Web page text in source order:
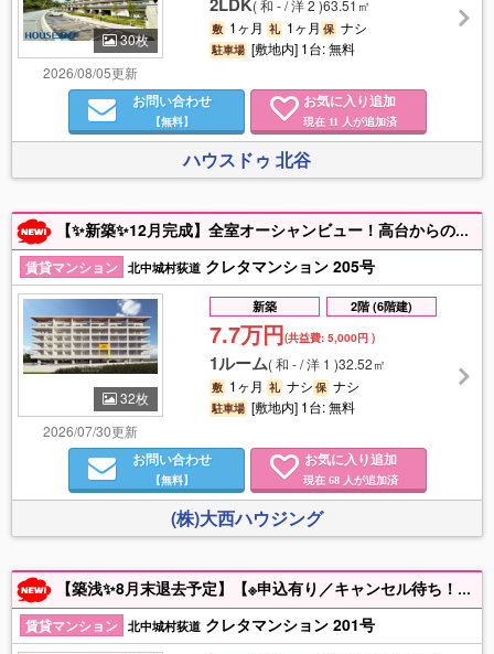
30枚
2026/08/05更新
(和 - / 洋 2 )63.51㎡
敷 1ヶ月 礼 1ヶ月保 ナシ
駐車場 [敷地内] 1台: 無料
お問い合わせ
【無料】
お気に入り追加
現在 11 人が追加済
ハウスドゥ 北谷
【✨新築✨12月完成】全室オーシャンビュー！高台からの眺望に癒される物件です(*^^*)充実した設備とセキュリティが魅力的🌻キーレスで入館時や玄関でも鍵を取りだす必要なし！駐車1台・エアコン・乾燥機付き・ネット無料。ライカムや高速ICまでのアクセス良好！WEB申込OKです◎お気軽にお問い合わせください。
賃貸マンション 北中城村荻道 クレタマンション 205号
32枚
2026/07/30更新
新築 2階 (6階建)
7.7万円(共益費:5,000円 )
1ルーム(和 - / 洋 1 )32.52㎡
敷 1ヶ月 礼 ナシ保 ナシ
駐車場 [敷地内] 1台: 無料
お問い合わせ
【無料】
お気に入り追加
現在 68人が追加済
(株)大西ハウジング
【築浅✨8月末退去予定】【※申込有り／キャンセル待ち！】オーシャンビュー！L字バルコニーが開放的な角部屋◎高台からの眺望に癒される物件です(*^^*)キーレスで入館時や玄関でも鍵を取りだす必要なし！EVも自動で降りてきます♪駐車2台目相談可◎エアコン・乾燥機付き・ネット無料。ライカムや高速ICまでのアクセス良好です！WEB申込OK！お気軽にお問い合わせください。
賃貸マンション 北中城村荻道 クレタマンション 201号